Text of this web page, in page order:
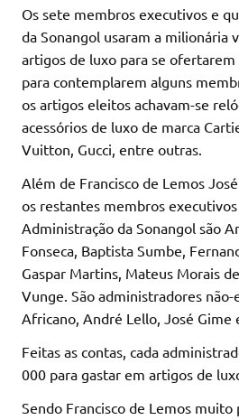
Os sete membros executivos e
da Sonangol usaram a milionária
artigos de luxo para se
para contemplarem alguns
os artigos eleitos achavam-se
acessórios de luxo de marca
Vuitton, Gucci, entre outras.
Além de Francisco de Lemos
os restantes membros
Administração da Sonangol são
Fonseca, Baptista Sumbe,
Gaspar Martins, Mateus Morais
Vunge. São administradores
Africano, André Lello, José Gime
Feitas as contas, cada
000 para gastar em artigos de
Sendo Francisco de Lemos muito